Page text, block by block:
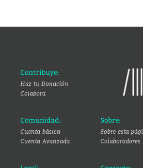
Contribuye:
Haz tu Donación
Colabora
Comunidad:
Cuenta básica
Cuenta Avanzada
Sobre:
Sobre esta
Colaboradores